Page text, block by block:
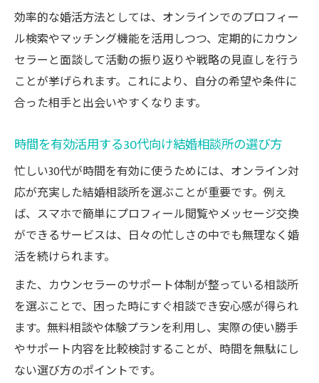
効率的な婚活方法としては、オンラインでのプロフィー
ル検索やマッチング機能を活用しつつ、定期的にカウン
セラーと面談して活動の振り返りや戦略の見直しを行う
ことが挙げられます。これにより、自分の希望や条件に
合った相手と出会いやすくなります。
時間を有効活用する30代向け結婚相談所の選び方
忙しい30代が時間を有効に使うためには、オンライン対
応が充実した結婚相談所を選ぶことが重要です。例え
ば、スマホで簡単にプロフィール閲覧やメッセージ交換
ができるサービスは、日々の忙しさの中でも無理なく婚
活を続けられます。
また、カウンセラーのサポート体制が整っている相談所
を選ぶことで、困った時にすぐ相談でき安心感が得られ
ます。無料相談や体験プランを利用し、実際の使い勝手
やサポート内容を比較検討することが、時間を無駄にし
ない選び方のポイントです。